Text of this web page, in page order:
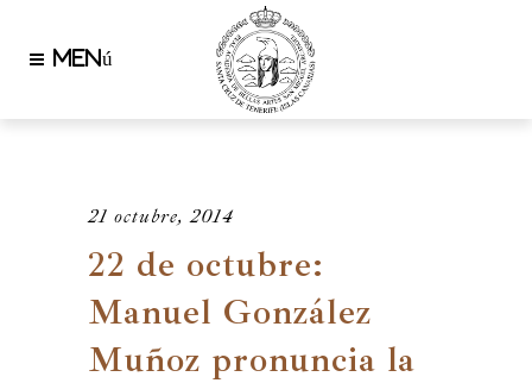
21 octubre, 2014
22 de octubre:
Manuel González
Muñoz pronuncia la